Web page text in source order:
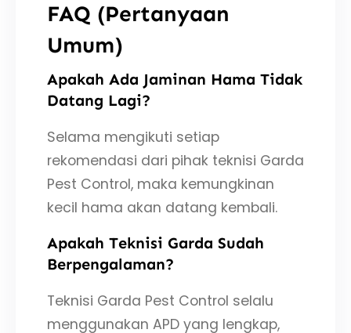
FAQ (Pertanyaan
Umum)
Apakah Ada Jaminan Hama Tidak
Datang Lagi?
Selama mengikuti setiap
rekomendasi dari pihak teknisi Garda
Pest Control, maka kemungkinan
kecil hama akan datang kembali.
Apakah Teknisi Garda Sudah
Berpengalaman?
Teknisi Garda Pest Control selalu
menggunakan APD yang lengkap,